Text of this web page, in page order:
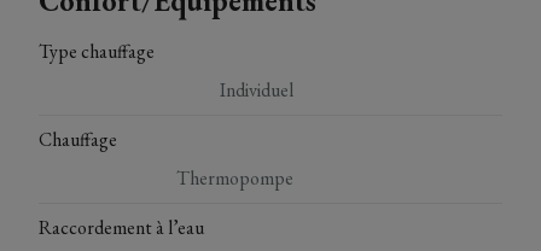
Type chauffage
Individuel
Chauffage
Thermopompe
Raccordement à l’eau